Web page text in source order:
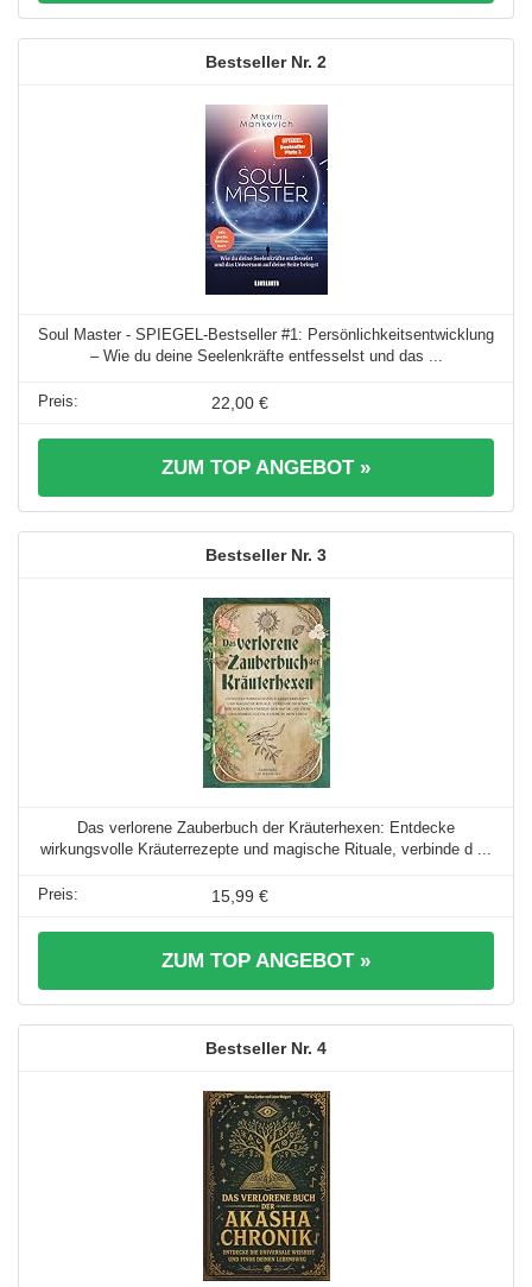
2
Soul Master - SPIEGEL-Bestseller #1: Persönlichkeitsentwicklung
– Wie du deine Seelenkräfte entfesselst und das ...
22,00 €
ZUM TOP ANGEBOT »
3
Das verlorene Zauberbuch der Kräuterhexen: Entdecke
wirkungsvolle Kräuterrezepte und magische Rituale, verbinde d ...
15,99 €
ZUM TOP ANGEBOT »
4